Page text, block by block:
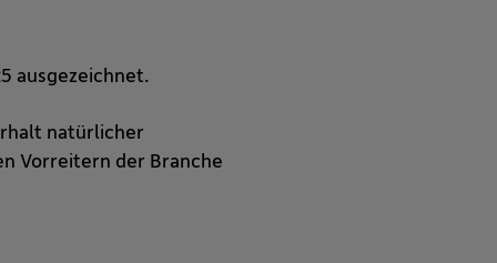
ausgezeichnet.
natürlicher
Vorreitern der Branche